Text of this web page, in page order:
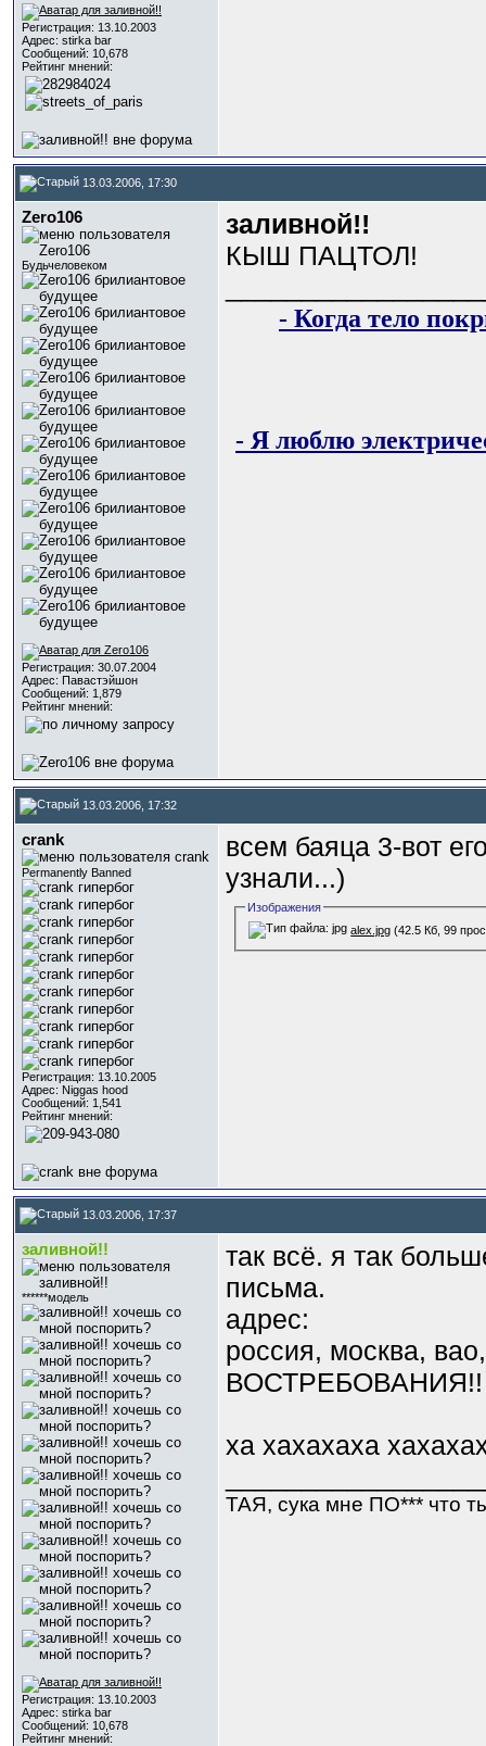
Регистрация: 13.10.2003
Адрес: stirka bar
Сообщений: 10,678
Рейтинг мнений:
13.03.2006, 17:30
Zero106
Будьчеловеком
Регистрация: 30.07.2004
Адрес: Павастэйшон
Сообщений: 1,879
Рейтинг мнений:
заливной!!
КЫШ ПАЦТОЛ!
- Когда тело
- Я люблю
13.03.2006, 17:32
crank
Permanently Banned
Регистрация: 13.10.2005
Адрес: Niggas hood
Сообщений: 1,541
Рейтинг мнений:
всем баяца 3-вот
узнали...)
Изображения
alex.jpg (42.5 Кб, 99
13.03.2006, 17:37
заливной!!
******модель
Регистрация: 13.10.2003
Адрес: stirka bar
Сообщений: 10,678
Рейтинг мнений:
так всё. я так
письма.
адрес:
россия, москва,
ВОСТРЕБОВАНИЯ!!
ха хахахаха
ТАЯ, сука мне ПО*** что